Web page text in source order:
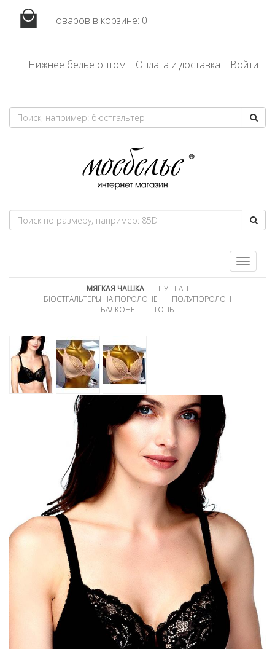
Товаров в корзине: 0
Нижнее бельё оптом Оплата и доставка Войти
Toggle
navigation
МЯГКАЯ ЧАШКА
ПУШ-АП
БЮСТГАЛЬТЕРЫ НА ПОРОЛОНЕ
ПОЛУПОРОЛОН
БАЛКОНЕТ
ТОПЫ